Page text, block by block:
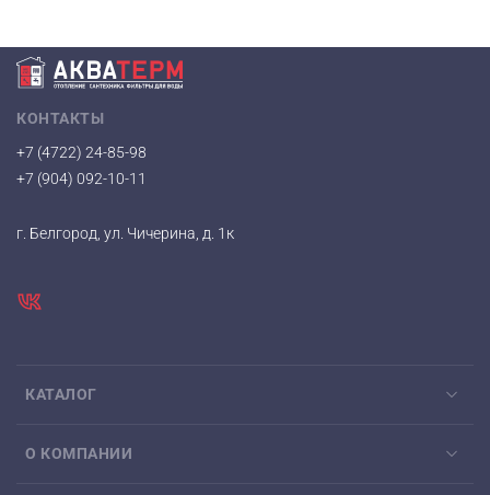
КАТАЛОГ
О КОМПАНИИ
КОНТАКТЫ
+7 (4722) 24-85-98
+7 (904) 092-10-11
г. Белгород, ул. Чичерина, д. 1к